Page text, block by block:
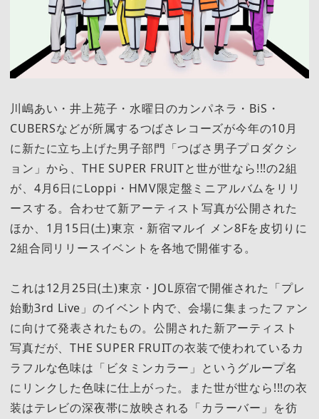
川嶋あい・井上苑子・水曜日のカンパネラ・BiS・
CUBERSなどが所属するつばさレコーズが今年の10月
に新たに立ち上げた男子部門「つばさ男子プロダクシ
ョン」から、THE SUPER FRUITと世が世なら!!!の2組
が、4月6日にLoppi・HMV限定盤ミニアルバムをリリ
ースする。合わせて新アーティスト写真が公開された
ほか、1月15日(土)東京・新宿マルイ メン8Fを皮切りに
2組合同リリースイベントを各地で開催する。
これは12月25日(土)東京・JOL原宿で開催された「プレ
始動3rd Live」のイベント内で、会場に集まったファン
に向けて発表されたもの。公開された新アーティスト
写真だが、THE SUPER FRUITの衣装で使われているカ
ラフルな色味は「ビタミンカラー」というグループ名
にリンクした色味に仕上がった。また世が世なら!!!の衣
装はテレビの深夜帯に放映される「カラーバー」を彷